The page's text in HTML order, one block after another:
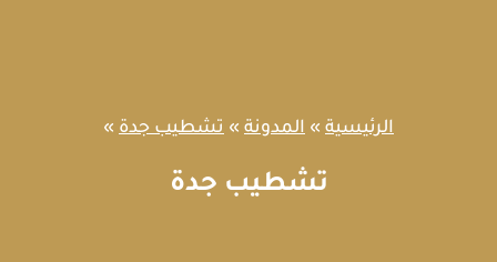
الرئيسية » المدونة » تشطيب جدة »
تشطيب جدة